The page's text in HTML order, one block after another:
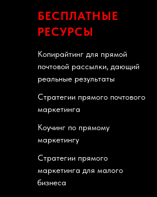
БЕСПЛАТНЫЕ
РЕСУРСЫ
Копирайтинг для прямой
почтовой рассылки, дающий
реальные результаты
Стратегии прямого почтового
маркетинга
Коучинг по прямому
маркетингу
Стратегии прямого
маркетинга для малого
бизнеса